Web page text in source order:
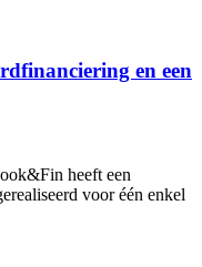
en een
heeft een
voor één enkel